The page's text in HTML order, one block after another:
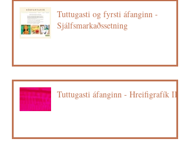
Tuttugasti og fyrsti áfanginn -
Sjálfsmarkaðssetning
Tuttugasti áfanginn - Hreifigrafík III